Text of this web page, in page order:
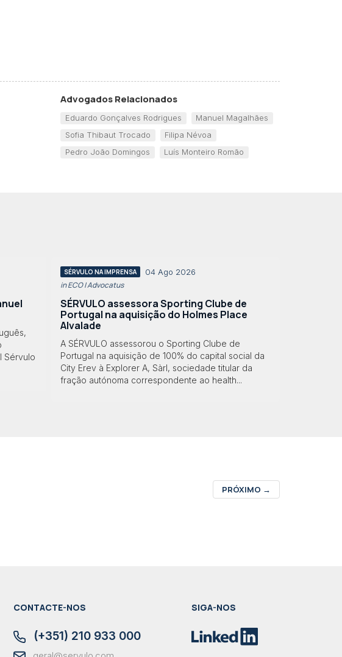
Advogados Relacionados
Eduardo Gonçalves Rodrigues
Manuel Magalhães
Sofia Thibaut Trocado
Filipa Névoa
Pedro João Domingos
Luís Monteiro Romão
Sérvulo
SÉRVULO NA IMPRENSA 04 Ago 2026
in ECO | Advocatus
SÉRVULO assessora Sporting Clube de
Portugal na aquisição do Holmes Place
Alvalade
A SÉRVULO assessorou o Sporting Clube de
Portugal na aquisição de 100% do capital social da
City Erev à Explorer A, Sàrl, sociedade titular da
fração autónoma correspondente ao health...
PRÓXIMO →
CONTACTE-NOS
(+351) 210 933 000
SIGA-NOS